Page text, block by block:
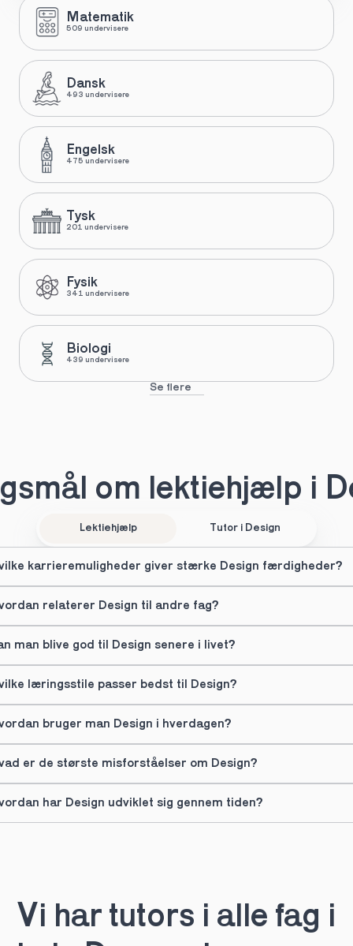
Matematik
509 undervisere
Dansk
493 undervisere
Engelsk
475 undervisere
Tysk
201 undervisere
Fysik
341 undervisere
Biologi
439 undervisere
Se flere
om lektiehjælp i
Lektiehjælp Tutor i Design
karrieremuligheder giver stærke Design færdigheder?
relaterer Design til andre fag?
man blive god til Design senere i livet?
læringsstile passer bedst til Design?
bruger man Design i hverdagen?
er de største misforståelser om Design?
har Design udviklet sig gennem tiden?
Vi har tutors i alle fag i